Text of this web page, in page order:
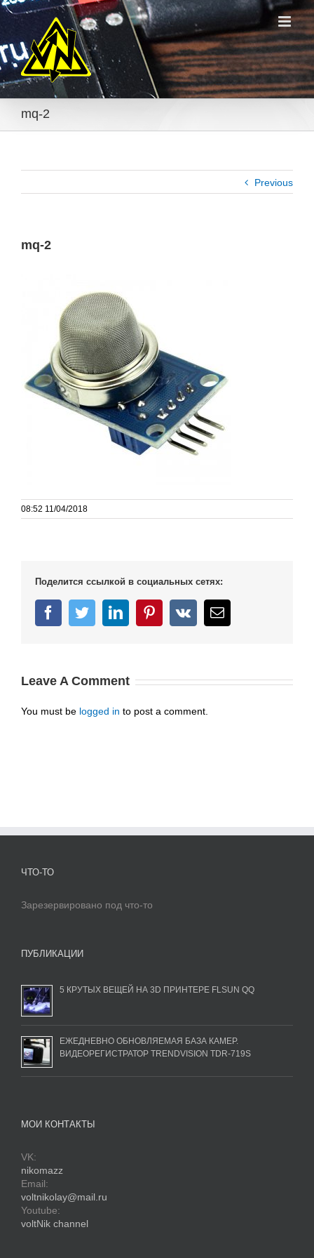
Skip
mq-2
Previous
mq-2
08:52 11/04/2018
Поделится ссылкой в социальных сетях:
Facebook
TwitterLinkedInPinterest
Vk Email
Leave A Comment
You must be logged in to post a comment.
ЧТО-ТО
Зарезервировано под что-то
ПУБЛИКАЦИИ
5 КРУТЫХ ВЕЩЕЙ НА 3D ПРИНТЕРЕ FLSUN QQ
ЕЖЕДНЕВНО ОБНОВЛЯЕМАЯ БАЗА КАМЕР.
ВИДЕОРЕГИСТРАТОР TRENDVISION TDR-719S
МОИ КОНТАКТЫ
VK:
nikomazz
Email:
voltnikolay@mail.ru
Youtube:
voltNik channel